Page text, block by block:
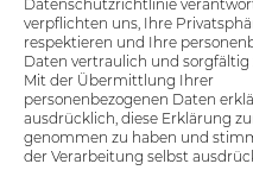
Datenschutzrichtlinie
verpflichten uns, Ihre
respektieren und Ihre
Daten vertraulich und sorgfältig
Mit der Übermittlung Ihrer
personenbezogenen Daten
ausdrücklich, diese Erklärung
genommen zu haben und
der Verarbeitung selbst